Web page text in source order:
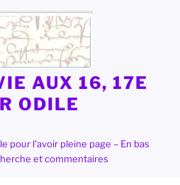
AUX 16, 17E
ODILE
pour l'avoir pleine page – En bas
et commentaires